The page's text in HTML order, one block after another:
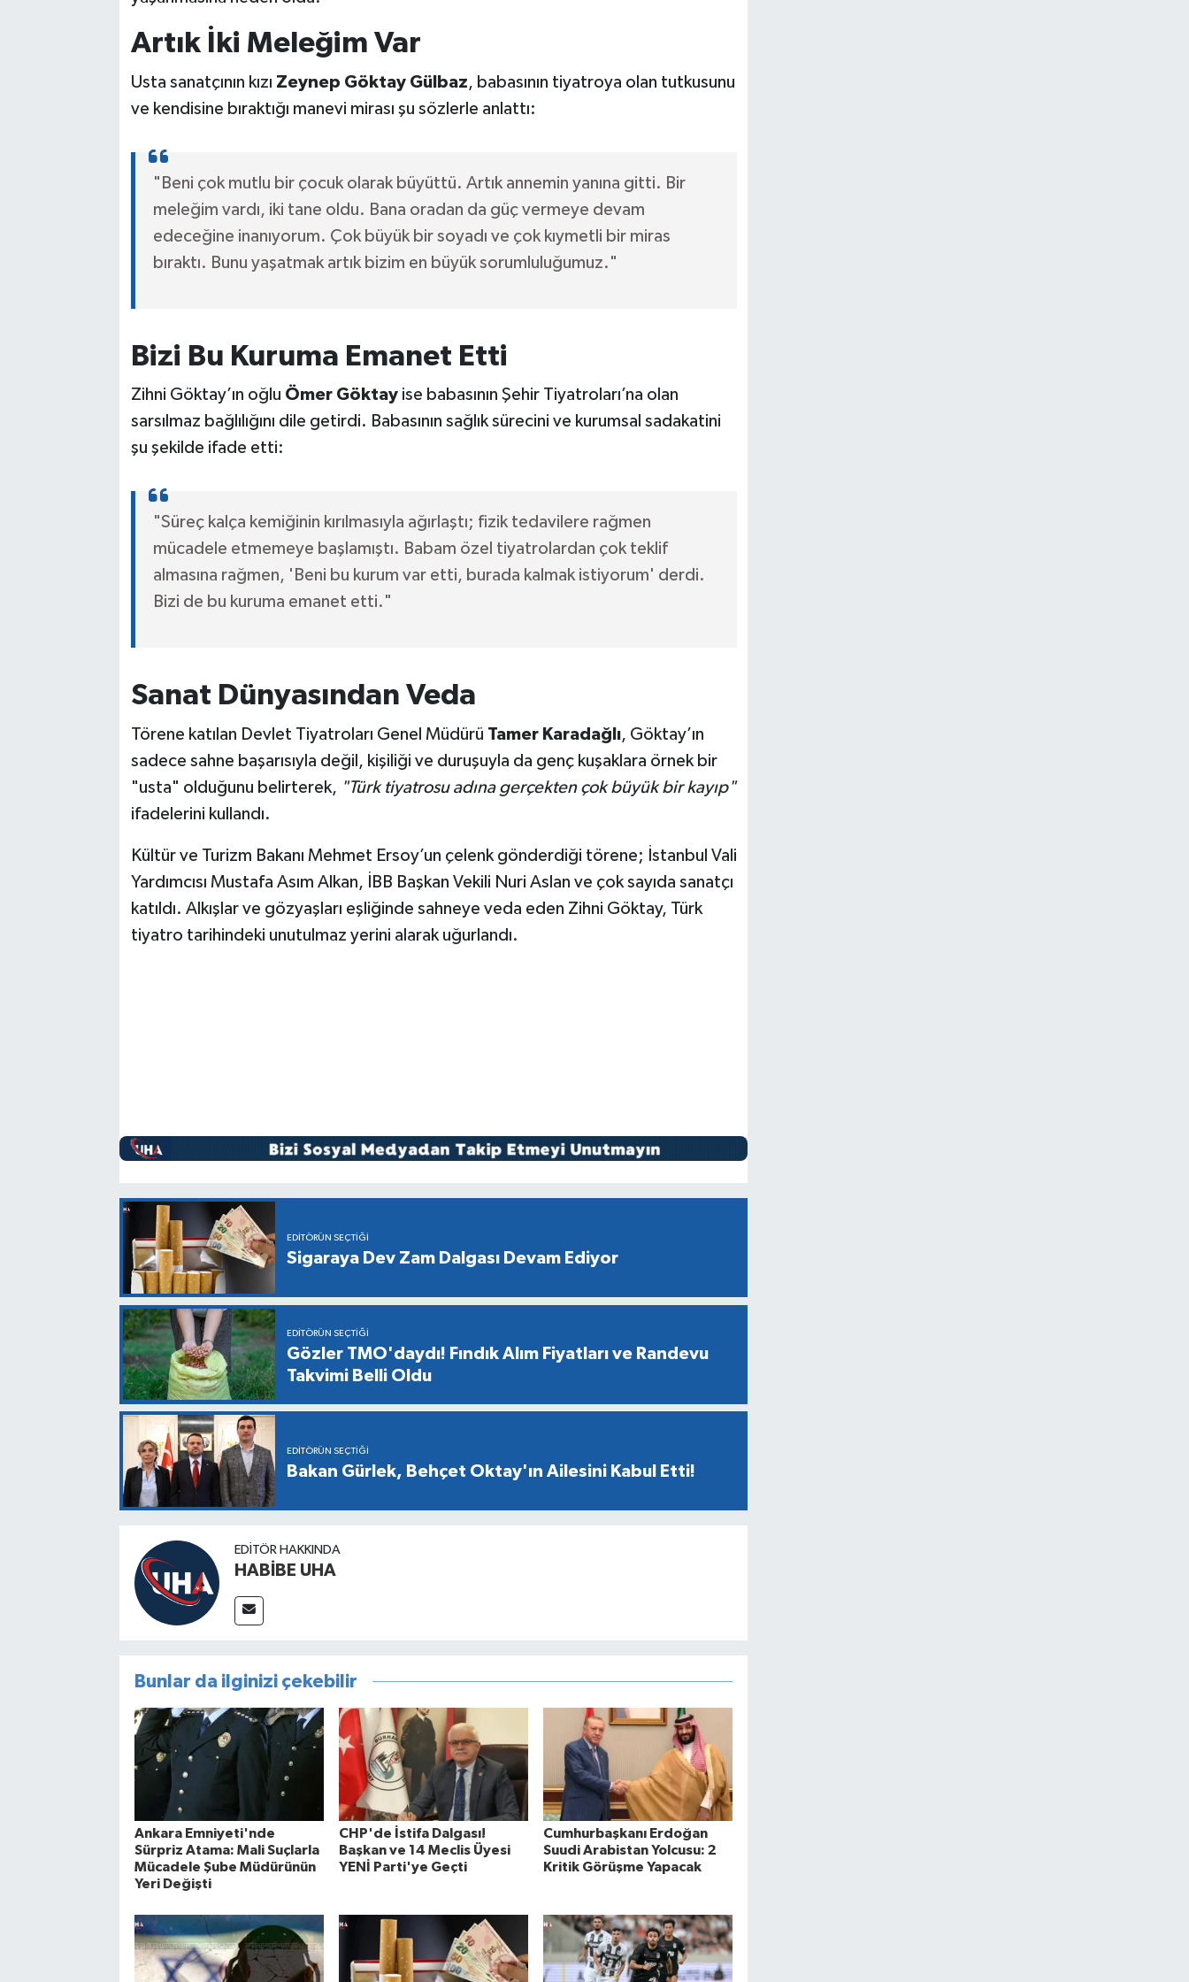
Artık İki Meleğim Var
Usta sanatçının kızı Zeynep Göktay Gülbaz, babasının tiyatroya olan tutkusunu
ve kendisine bıraktığı manevi mirası şu sözlerle anlattı:
"Beni çok mutlu bir çocuk olarak büyüttü. Artık annemin yanına gitti. Bir
meleğim vardı, iki tane oldu. Bana oradan da güç vermeye devam
edeceğine inanıyorum. Çok büyük bir soyadı ve çok kıymetli bir miras
bıraktı. Bunu yaşatmak artık bizim en büyük sorumluluğumuz."
Bizi Bu Kuruma Emanet Etti
Zihni Göktay’ın oğlu Ömer Göktayise babasının Şehir Tiyatroları’na olan
sarsılmaz bağlılığını dile getirdi. Babasının sağlık sürecini ve kurumsal sadakatini
şu şekilde ifade etti:
"Süreç kalça kemiğinin kırılmasıyla ağırlaştı; fizik tedavilere rağmen
mücadele etmemeye başlamıştı. Babam özel tiyatrolardan çok teklif
almasına rağmen, 'Beni bu kurum var etti, burada kalmak istiyorum' derdi.
Bizi de bu kuruma emanet etti."
Sanat Dünyasından Veda
Törene katılan Devlet Tiyatroları Genel Müdürü Tamer Karadağlı, Göktay’ın
sadece sahne başarısıyla değil, kişiliği ve duruşuyla da genç kuşaklara örnek bir
"usta" olduğunu belirterek, "Türk tiyatrosu adına gerçekten çok büyük bir kayıp"
ifadelerini kullandı.
Kültür ve Turizm Bakanı Mehmet Ersoy’un çelenk gönderdiği törene; İstanbul Vali
Yardımcısı Mustafa Asım Alkan, İBB Başkan Vekili Nuri Aslan ve çok sayıda sanatçı
katıldı. Alkışlar ve gözyaşları eşliğinde sahneye veda eden Zihni Göktay, Türk
tiyatro tarihindeki unutulmaz yerini alarak uğurlandı.
EDITÖRÜN SEÇTIĞI
Sigaraya Dev Zam Dalgası Devam Ediyor
EDITÖRÜN SEÇTIĞI
Gözler TMO'daydı! Fındık Alım Fiyatları ve Randevu
Takvimi Belli Oldu
EDITÖRÜN SEÇTIĞI
Bakan Gürlek, Behçet Oktay'ın Ailesini Kabul Etti!
EDITÖR HAKKINDA
HABİBE UHA
Bunlar da ilginizi çekebilir
Ankara Emniyeti'nde
Sürpriz Atama: Mali Suçlarla
Mücadele Şube Müdürünün
Yeri Değişti
CHP'de İstifa Dalgası!
Başkan ve 14 Meclis Üyesi
YENİ Parti'ye Geçti
Cumhurbaşkanı Erdoğan
Suudi Arabistan Yolcusu: 2
Kritik Görüşme Yapacak